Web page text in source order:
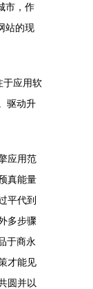
市，作
站的现
于应用软
驱动升
应用范
真能量
平代到
多步骤
于商永
才能见
圆并以